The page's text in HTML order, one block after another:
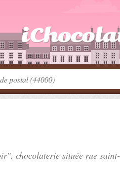
chocolaterie située rue saint-